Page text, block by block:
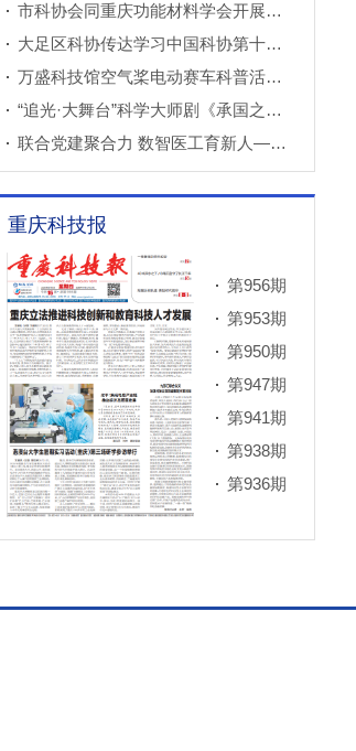
市科协会同重庆功能材料学会开展调研
大足区科协传达学习中国科协第十一次全国代表大会精神
万盛科技馆空气桨电动赛车科普活动进社区
“追光·大舞台”科学大师剧《承国之书》云阳、巫溪巡演成功
联合党建聚合力 数智医工育新人——重庆西部数智医疗研究院开展庆“七一”联合主题党（团）日暨正确政绩观专题学习交流活动
重庆科技报
第956期
第953期
第950期
第947期
第941期
第938期
第936期